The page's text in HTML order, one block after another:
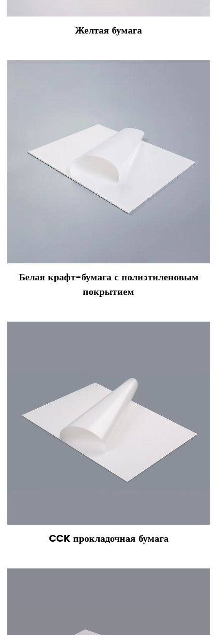
Желтая бумага
Белая крафт-бумага с полиэтиленовым
покрытием
CCK прокладочная бумага